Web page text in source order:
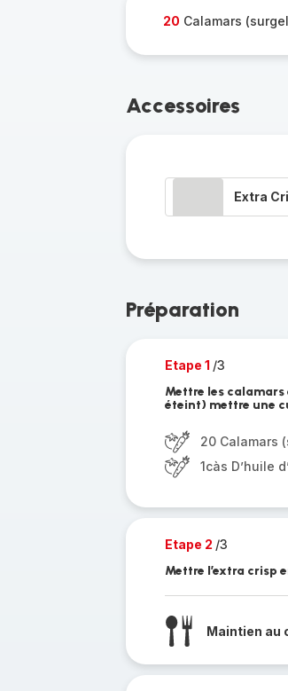
20 Calamars
Accessoires
Extra
Préparation
Etape 1 /3
Mettre les calamars
éteint) mettre une
20 Calamars
1càs D’huile
Etape 2 /3
Mettre l’extra crisp
Maintien au